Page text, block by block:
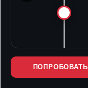
ПОПРОБОВАТЬ